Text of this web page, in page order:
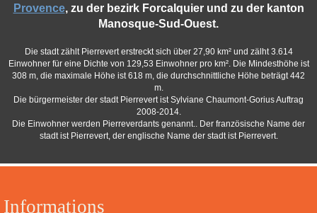
Informations
Provence, zu der bezirk Forcalquier und zu der kanton
Manosque-Sud-Ouest.
Die stadt zählt Pierrevert erstreckt sich über 27,90 km² und zälht 3.614
Einwohner für eine Dichte von 129,53 Einwohner pro km². Die Mindesthöhe ist
308 m, die maximale Höhe ist 618 m, die durchschnittliche Höhe beträgt 442
m.
Die bürgermeister der stadt Pierrevert ist Sylviane Chaumont-Gorius Auftrag
2008-2014.
Die Einwohner werden Pierreverdants genannt.. Der französische Name der
stadt ist Pierrevert, der englische Name der stadt ist Pierrevert.